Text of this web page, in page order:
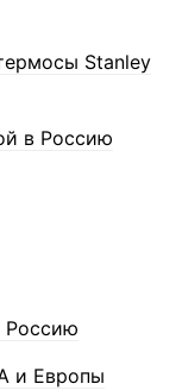
Stanley
в Россию
Россию
и Европы